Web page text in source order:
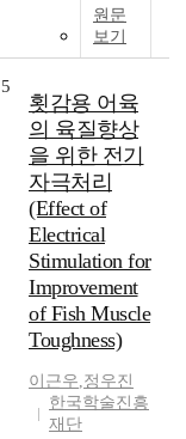
원문
보기
5
횟감용 어육
의 육질향상
을 위한 전기
자극처리
(Effect of
Electrical
Stimulation for
Improvement
of Fish Muscle
Toughness)
이근우,정우진
한국학술진흥
재단